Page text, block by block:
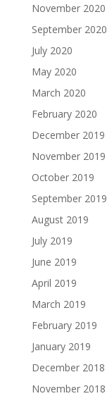
November 2020
September 2020
July 2020
May 2020
March 2020
February 2020
December 2019
November 2019
October 2019
September 2019
August 2019
July 2019
June 2019
April 2019
March 2019
February 2019
January 2019
December 2018
November 2018